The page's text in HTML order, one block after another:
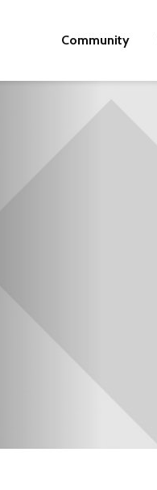
Community